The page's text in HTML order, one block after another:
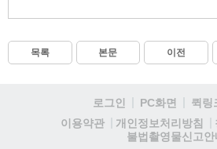
목록 본문 이전
로그인 PC화면 퀵링
이용약관
개인정보처리방침
불법촬영물신고안